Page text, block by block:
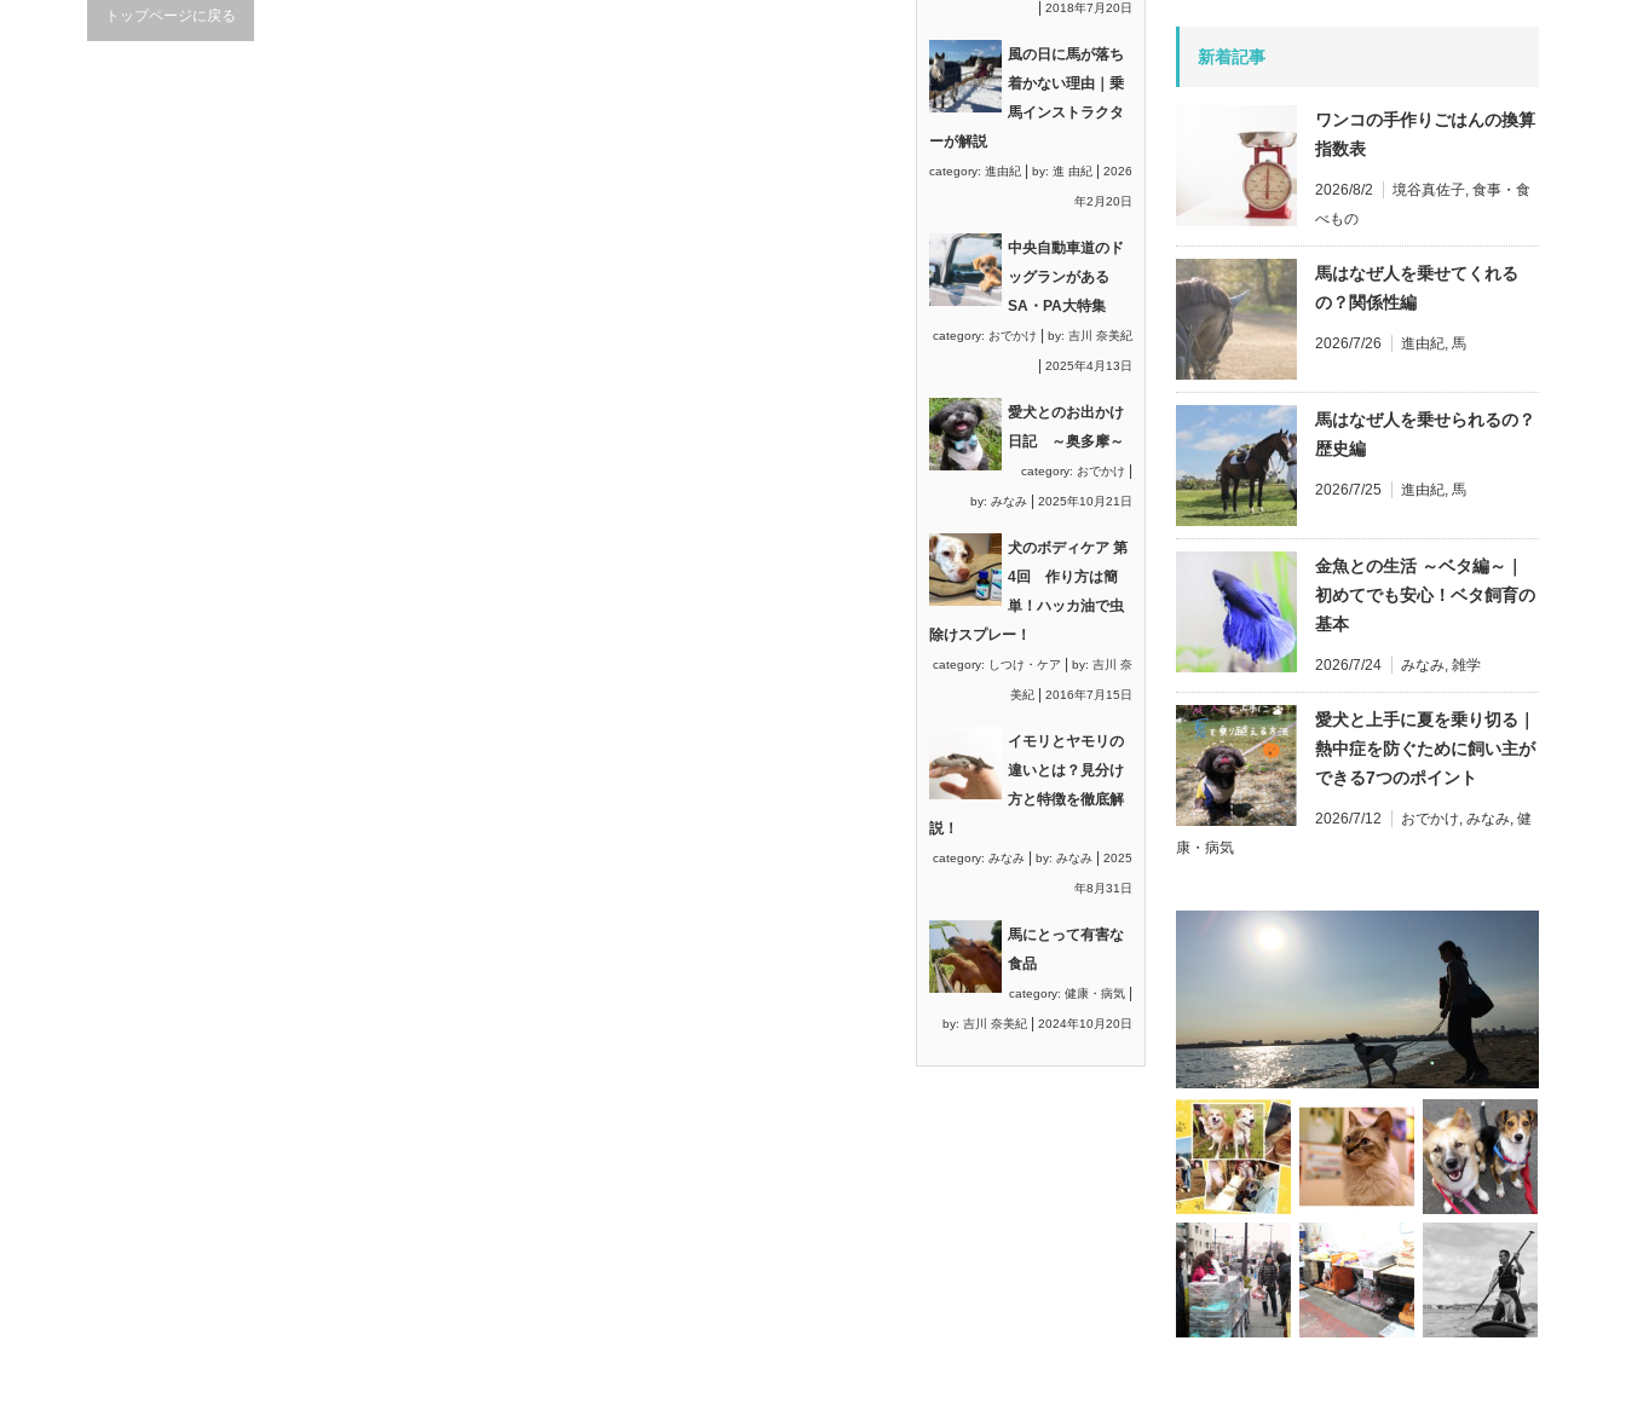
トップページに戻る 2018年7月20日
風の日に馬が落ち
着かない理由｜乗
馬インストラクタ
ーが解説
category: 進由紀 by: 進 由紀 2026
年2月20日
中央自動車道のド
ッグランがある
SA・PA大特集
category: おでかけ by: 吉川 奈美紀
2025年4月13日
愛犬とのお出かけ
日記 ～奥多摩～
category: おでかけ
by: みなみ 2025年10月21日
犬のボディケア 第
4回 作り方は簡
単！ハッカ油で虫
除けスプレー！
category: しつけ・ケア by: 吉川 奈
美紀 2016年7月15日
イモリとヤモリの
違いとは？見分け
方と特徴を徹底解
説！
category: みなみ by: みなみ 2025
年8月31日
馬にとって有害な
食品
category: 健康・病気
by: 吉川 奈美紀 2024年10月20日
新着記事
ワンコの手作りごはんの換算
指数表
2026/8/2 境谷真佐子 食事・食
べもの
馬はなぜ人を乗せてくれる
の？関係性編
2026/7/26 進由紀 馬
馬はなぜ人を乗せられるの？
歴史編
2026/7/25 進由紀 馬
金魚との生活 ～ベタ編～｜
初めてでも安心！ベタ飼育の
基本
2026/7/24 みなみ 雑学
愛犬と上手に夏を乗り切る｜
熱中症を防ぐために飼い主が
できる7つのポイント
2026/7/12 おでかけ みなみ 健
康・病気